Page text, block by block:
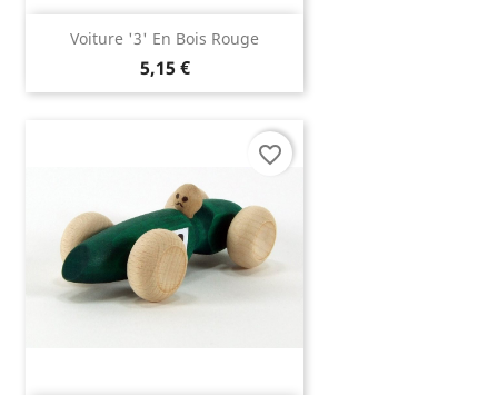
Voiture '3' En Bois Rouge
5,15 €
favorite_border